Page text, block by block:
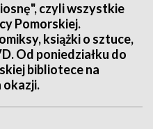
czyli wszystkie
Pomorskiej.
książki o sztuce,
Od poniedziałku do
bibliotece na
okazji.